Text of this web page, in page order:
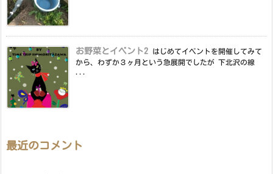
お野菜とイベント2
はじめてイベントを開催してみて
から、わずか３ヶ月という急展開でしたが 下北沢の線
最近のコメント